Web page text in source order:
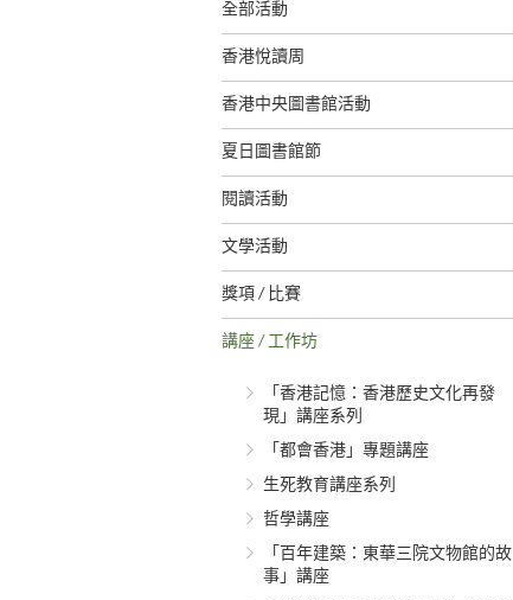
全部活動
香港悅讀周
香港中央圖書館活動
夏日圖書館節
閱讀活動
文學活動
獎項 / 比賽
講座 / 工作坊
「香港記憶：香港歷史文化再發
現」講座系列
「都會香港」專題講座
生死教育講座系列
哲學講座
「百年建築：東華三院文物館的故
事」講座